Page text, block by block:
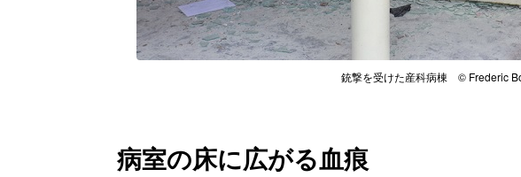
銃撃を受けた産科病棟 © Frederic
病室の床に広がる血痕